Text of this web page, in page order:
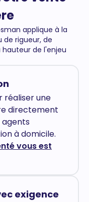
applique à la
rigueur, de
de l'enjeu
réaliser une
directement
agents
à domicile.
vous est
exigence